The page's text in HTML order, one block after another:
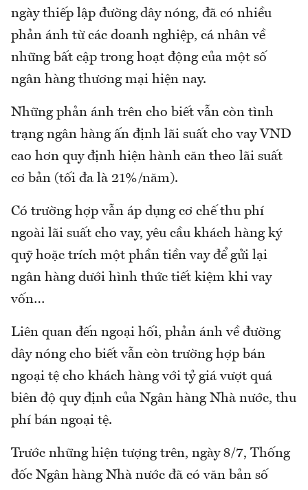
ngày thiếp lập đường dây nóng, đã có nhiều
phản ánh từ các doanh nghiệp, cá nhân về
những bất cập trong hoạt động của một số
ngân hàng thương mại hiện nay.
Những phản ánh trên cho biết vẫn còn tình
trạng ngân hàng ấn định lãi suất cho vay VND
cao hơn quy định hiện hành căn theo lãi suất
cơ bản (tối đa là 21%/năm).
Có trường hợp vẫn áp dụng cơ chế thu phí
ngoài lãi suất cho vay, yêu cầu khách hàng ký
quỹ hoặc trích một phần tiền vay để gửi lại
ngân hàng dưới hình thức tiết kiệm khi vay
vốn…
Liên quan đến ngoại hối, phản ánh về đường
dây nóng cho biết vẫn còn trường hợp bán
ngoại tệ cho khách hàng với tỷ giá vượt quá
biên độ quy định của Ngân hàng Nhà nước, thu
phí bán ngoại tệ.
Trước những hiện tượng trên, ngày 8/7, Thống
đốc Ngân hàng Nhà nước đã có văn bản số